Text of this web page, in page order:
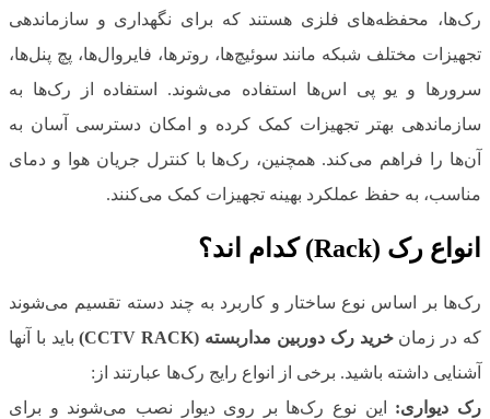
رک‌ها، محفظه‌های فلزی هستند که برای نگهداری و سازماندهی
تجهیزات مختلف شبکه مانند سوئیچ‌ها، روترها، فایروال‌ها، پچ پنل‌ها،
سرورها و یو پی اس‌ها استفاده می‌شوند. استفاده از رک‌ها به
سازماندهی بهتر تجهیزات کمک کرده و امکان دسترسی آسان به
آن‌ها را فراهم می‌کند. همچنین، رک‌ها با کنترل جریان هوا و دمای
مناسب، به حفظ عملکرد بهینه تجهیزات کمک می‌کنند.
انواع رک (Rack) کدام اند؟
رک‌ها بر اساس نوع ساختار و کاربرد به چند دسته تقسیم می‌شوند
که در زمانخرید رک دوربین مداربسته (CCTV RACK)
باید با آنها
آشنایی داشته باشید. برخی از انواع رایج رک‌ها عبارتند از:
رک دیواری: این نوع رک‌ها بر روی دیوار نصب می‌شوند و برای